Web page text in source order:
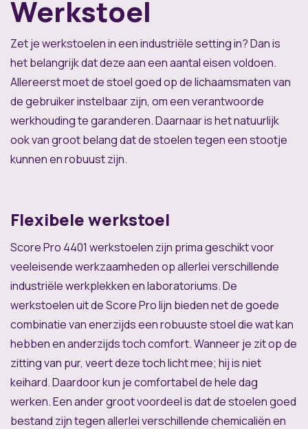
Werkstoel
Zet je werkstoelen in een industriële setting in? Dan is
het belangrijk dat deze aan een aantal eisen voldoen.
Allereerst moet de stoel goed op de lichaamsmaten van
de gebruiker instelbaar zijn, om een verantwoorde
werkhouding te garanderen. Daarnaar is het natuurlijk
ook van groot belang dat de stoelen tegen een stootje
kunnen en robuust zijn.
Flexibele werkstoel
Score Pro 4401 werkstoelen zijn prima geschikt voor
veeleisende werkzaamheden op allerlei verschillende
industriële werkplekken en laboratoriums. De
werkstoelen uit de Score Pro lijn bieden net de goede
combinatie van enerzijds een robuuste stoel die wat kan
hebben en anderzijds toch comfort. Wanneer je zit op de
zitting van pur, veert deze toch licht mee; hij is niet
keihard. Daardoor kun je comfortabel de hele dag
werken. Een ander groot voordeel is dat de stoelen goed
bestand zijn tegen allerlei verschillende chemicaliën en